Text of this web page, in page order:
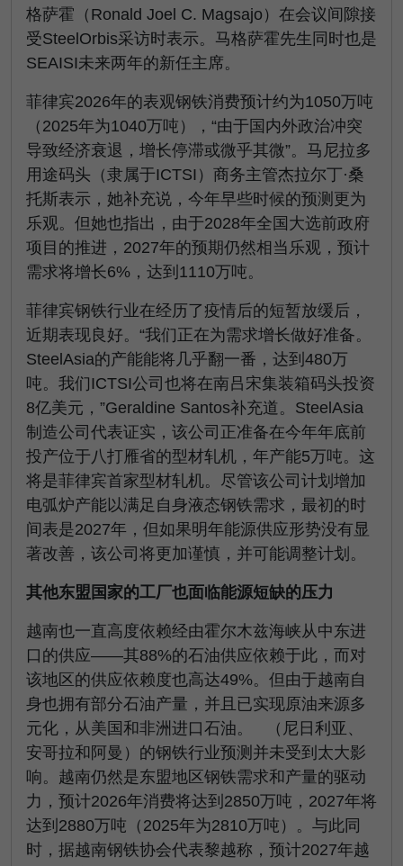
格萨霍（Ronald Joel C. Magsajo）在会议间隙接
受SteelOrbis采访时表示。马格萨霍先生同时也是
SEAISI未来两年的新任主席。
菲律宾2026年的表观钢铁消费预计约为1050万吨
（2025年为1040万吨），“由于国内外政治冲突
导致经济衰退，增长停滞或微乎其微”。马尼拉多
用途码头（隶属于ICTSI）商务主管杰拉尔丁·桑
托斯表示，她补充说，今年早些时候的预测更为
乐观。但她也指出，由于2028年全国大选前政府
项目的推进，2027年的预期仍然相当乐观，预计
需求将增长6%，达到1110万吨。
菲律宾钢铁行业在经历了疫情后的短暂放缓后，
近期表现良好。“我们正在为需求增长做好准备。
SteelAsia的产能能将几乎翻一番，达到480万
吨。我们ICTSI公司也将在南吕宋集装箱码头投资
8亿美元，”Geraldine Santos补充道。SteelAsia
制造公司代表证实，该公司正准备在今年年底前
投产位于八打雁省的型材轧机，年产能5万吨。这
将是菲律宾首家型材轧机。尽管该公司计划增加
电弧炉产能以满足自身液态钢铁需求，最初的时
间表是2027年，但如果明年能源供应形势没有显
著改善，该公司将更加谨慎，并可能调整计划。
其他东盟国家的工厂也面临能源短缺的压力
越南也一直高度依赖经由霍尔木兹海峡从中东进
口的供应——其88%的石油供应依赖于此，而对
该地区的供应依赖度也高达49%。但由于越南自
身也拥有部分石油产量，并且已实现原油来源多
元化，从美国和非洲进口石油。
（尼日利亚、
安哥拉和阿曼）的钢铁行业预测并未受到太大影
响。越南仍然是东盟地区钢铁需求和产量的驱动
力，预计2026年消费将达到2850万吨，2027年将
达到2880万吨（2025年为2810万吨）。与此同
时，据越南钢铁协会代表黎越称，预计2027年越